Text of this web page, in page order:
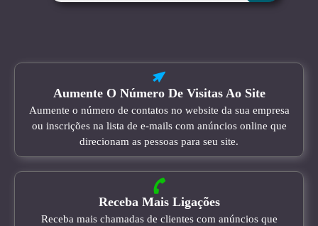
Aumente O Número De Visitas Ao Site
Aumente o número de contatos no website da sua empresa
ou inscrições na lista de e-mails com anúncios online que
direcionam as pessoas para seu site.
Receba Mais Ligações
Receba mais chamadas de clientes com anúncios que